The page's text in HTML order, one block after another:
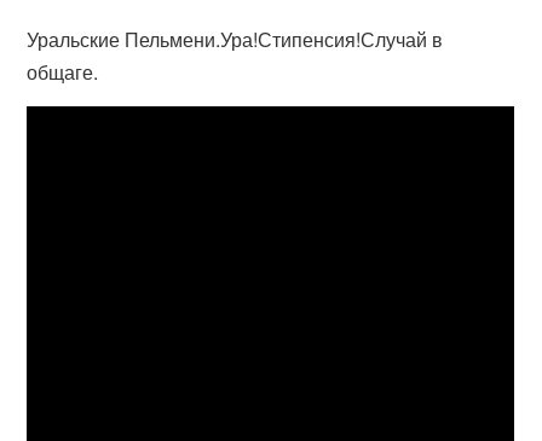
Уральские Пельмени.Ура!Стипенсия!Случай в
общаге.